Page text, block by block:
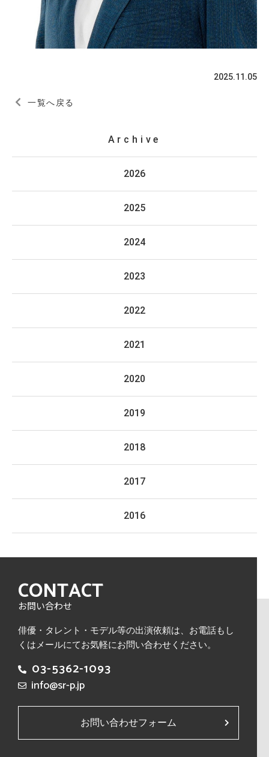
2025.11.05
一覧へ戻る
Archive
2026
2025
2024
2023
2022
2021
2020
2019
2018
2017
2016
CONTACT
お問い合わせ
俳優・タレント・モデル等の出演依頼は、 お電話もし
くはメールにてお気軽にお問い合わせください。
03-5362-1093
info@sr-p.jp
お問い合わせフォーム